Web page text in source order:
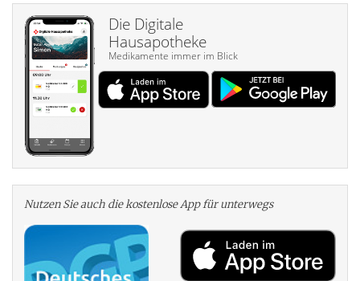
Die Digitale
Hausapotheke
Medikamente immer im Blick
Nutzen Sie auch die kosten­lose App für unterwegs